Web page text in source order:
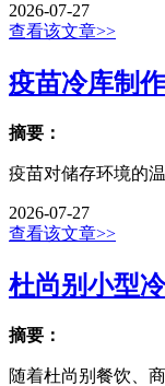
2026-07-27
查看该文章>>
疫苗冷库制
摘要：
疫苗对储存环境的
2026-07-27
查看该文章>>
杜尚别小型
摘要：
随着杜尚别餐饮、